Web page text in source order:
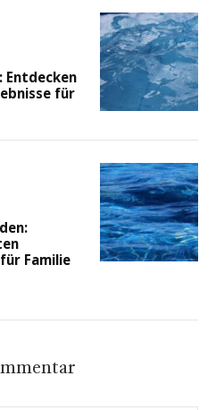
Entdecken
für
Familie